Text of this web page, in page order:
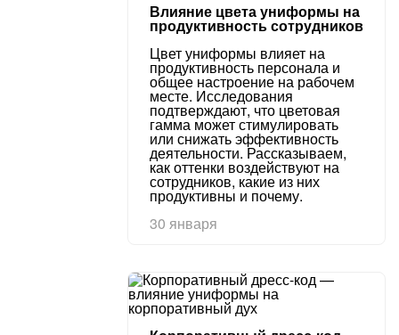
Влияние цвета униформы на
продуктивность сотрудников
Цвет униформы влияет на
продуктивность персонала и
общее настроение на рабочем
месте. Исследования
подтверждают, что цветовая
гамма может стимулировать
или снижать эффективность
деятельности. Рассказываем,
как оттенки воздействуют на
сотрудников, какие из них
продуктивны и почему.
30 января